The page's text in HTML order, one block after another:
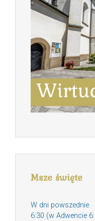
Msze święte
W dni powszednie
6:30 (w Adwencie